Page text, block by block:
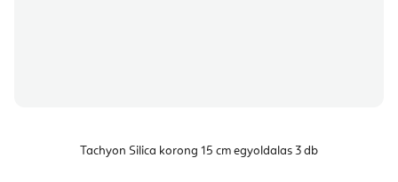
Tachyon Silica korong 15 cm egyoldalas 3 db